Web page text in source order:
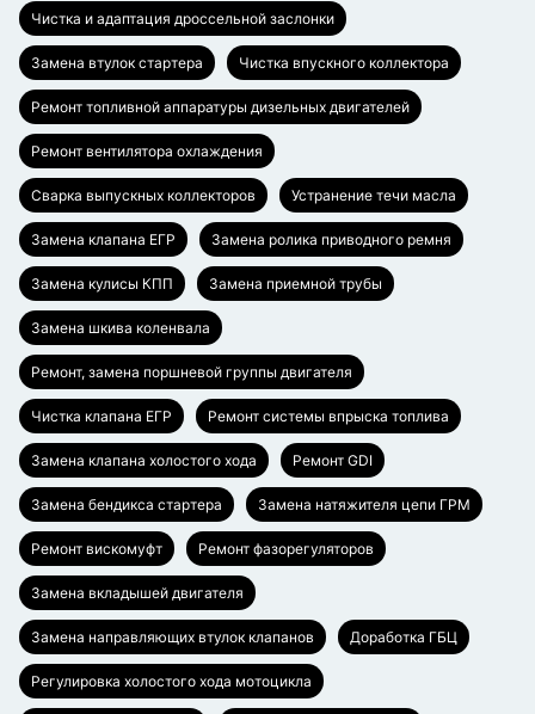
Чистка и адаптация дроссельной заслонки
Замена втулок стартера Чистка впускного коллектора
Ремонт топливной аппаратуры дизельных двигателей
Ремонт вентилятора охлаждения
Сварка выпускных коллекторов Устранение течи масла
Замена клапана ЕГР Замена ролика приводного ремня
Замена кулисы КПП Замена приемной трубы
Замена шкива коленвала
Ремонт, замена поршневой группы двигателя
Чистка клапана ЕГР Ремонт системы впрыска топлива
Замена клапана холостого хода Ремонт GDI
Замена бендикса стартера Замена натяжителя цепи ГРМ
Ремонт вискомуфт Ремонт фазорегуляторов
Замена вкладышей двигателя
Замена направляющих втулок клапанов Доработка ГБЦ
Регулировка холостого хода мотоцикла